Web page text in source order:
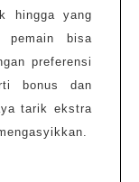
hingga yang
pemain bisa
preferensi
bonus dan
tarik ekstra